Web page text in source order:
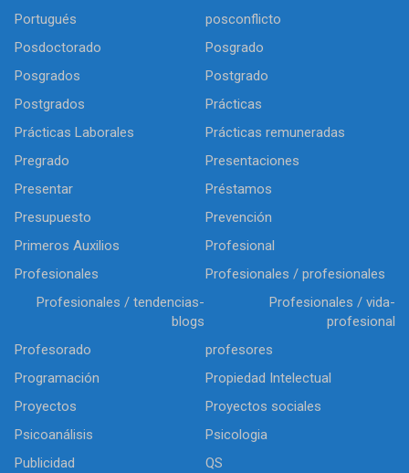
Portugués
posconflicto
Posdoctorado
Posgrado
Posgrados
Postgrado
Postgrados
Prácticas
Prácticas Laborales
Prácticas remuneradas
Pregrado
Presentaciones
Presentar
Préstamos
Presupuesto
Prevención
Primeros Auxilios
Profesional
Profesionales
Profesionales / profesionales
Profesionales / tendencias-
blogs
Profesionales / vida-
profesional
Profesorado
profesores
Programación
Propiedad Intelectual
Proyectos
Proyectos sociales
Psicoanálisis
Psicologia
Publicidad
QS